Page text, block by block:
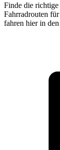
Finde die
Fahrradrouten
fahren hier in